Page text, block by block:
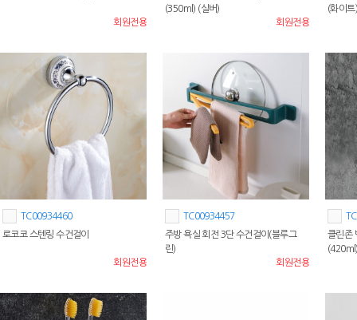
회원전용
(350ml) (실버)
회원전용
(화이트)
TC00934460
로코코 스텐링 수건걸이
회원전용
TC00934457
주방 욕실 회전 3단 수건걸이(블루그
린)
회원전용
클린존